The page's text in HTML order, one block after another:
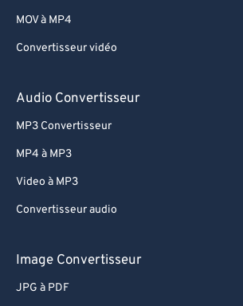
MOV à MP4
Convertisseur vidéo
Audio Convertisseur
MP3 Convertisseur
MP4 à MP3
Video à MP3
Convertisseur audio
Image Convertisseur
JPG à PDF